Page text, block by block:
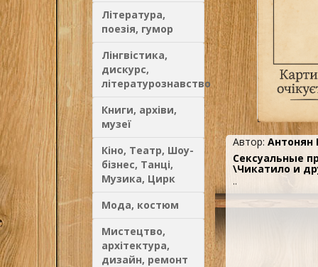
Література,
поезія, гумор
Лінгвістика,
дискурс,
літературознавство
Книги, архіви,
музеї
Кіно, Театр, Шоу-
бізнес, Танці,
Музика, Цирк
Мода, костюм
Мистецтво,
архітектура,
дизайн, ремонт
Автор:
Сексуальные
\Чикатило и
..